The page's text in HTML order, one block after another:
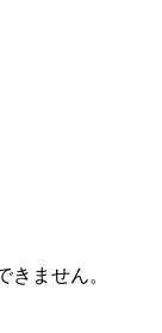
きません。